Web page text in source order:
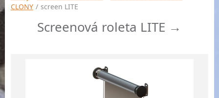
CLONY / screen LITE
Screenová roleta LITE →